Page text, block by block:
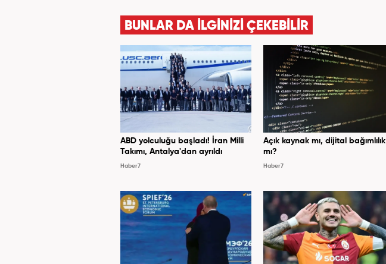
BUNLAR DA İLGİNİZİ ÇEKEBİLİR
ABD yolculuğu başladı! İran Milli
Takımı, Antalya'dan ayrıldı
Haber7
Açık kaynak mı, dijital bağımlılık
mı?
Haber7